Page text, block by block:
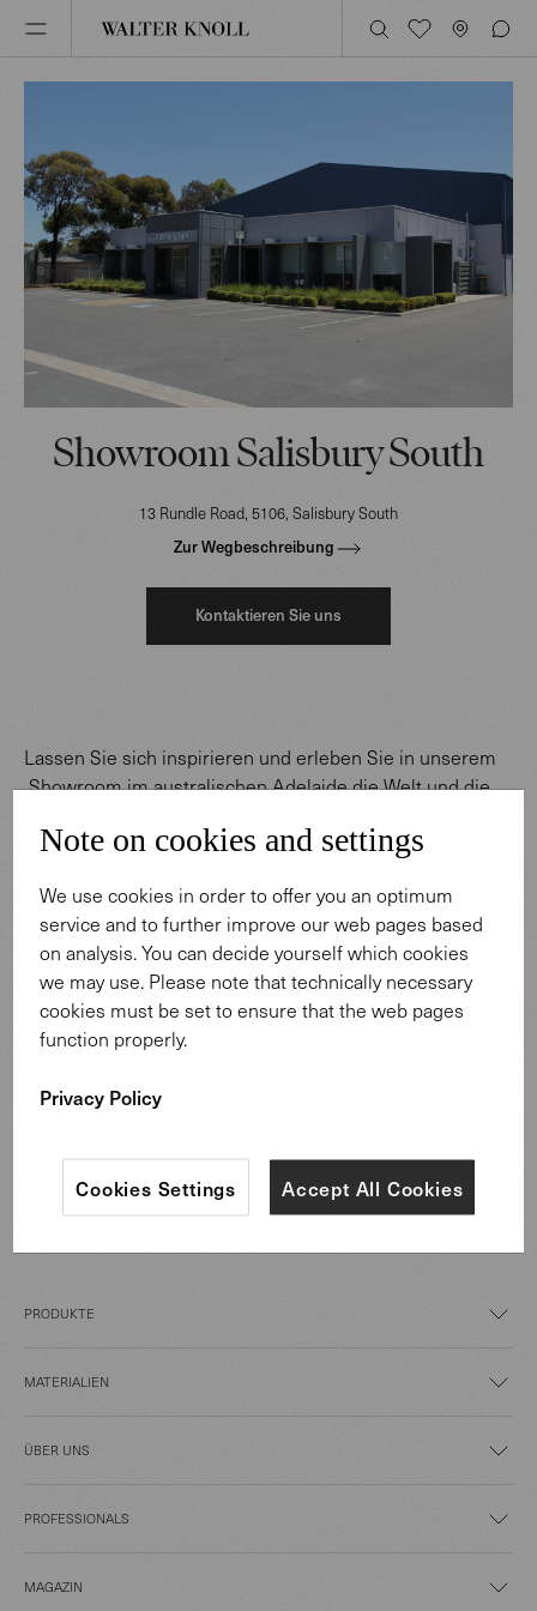
Showroom Salisbury South
13 Rundle Road, 5106, Salisbury South
Zur Wegbeschreibung
Kontaktieren Sie uns
Lassen Sie sich inspirieren und erleben Sie in unserem
Showroom im australischen Adelaide die Welt und die
In unseren Ausstellungsräumen erwarten Sie sorgsam
in kultivierten Farben und mit feinsten Materialien
gestaltet – und eine fachkundige Beratung zu allen
Möglichkeiten im Detail.
Unsere Einrichtungsexperten sind gerne für Sie da –
bitte vereinbaren Sie einen Termin.
PRODUKTE
MATERIALIEN
ÜBER UNS
PROFESSIONALS
MAGAZIN
Note on cookies and settings
We use cookies in order to offer you an optimum
service and to further improve our web pages based
on analysis. You can decide yourself which cookies
we may use. Please note that technically necessary
cookies must be set to ensure that the web pages
function properly.
Privacy Policy
Accept All Cookies
Cookies Settings